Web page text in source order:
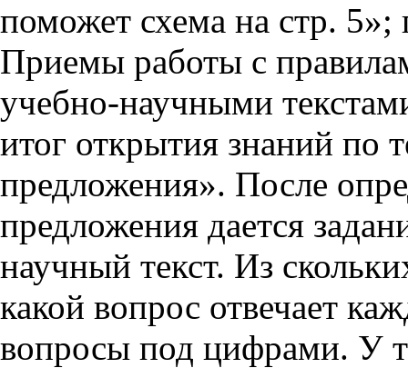
поможет схема на стр.
Приемы работы с
учебно-научными
итог открытия знаний по
предложения». После
предложения дается
научный текст. Из
какой вопрос отвечает
вопросы под цифрами. У